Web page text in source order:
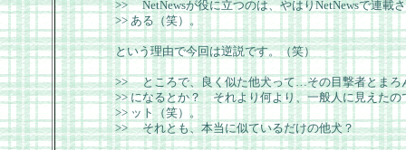
>> NetNewsが役に立つのは、やはりNetNewsで連載
>> ある（笑）。
という理由で今回は逆説です。（笑）
>> ところで、良く似た他犬って…その目撃者とまろ
>> になるとか？ それより何より、一般人に見えた
>> ット（笑）。
>> それとも、本当に似ているだけの他犬？